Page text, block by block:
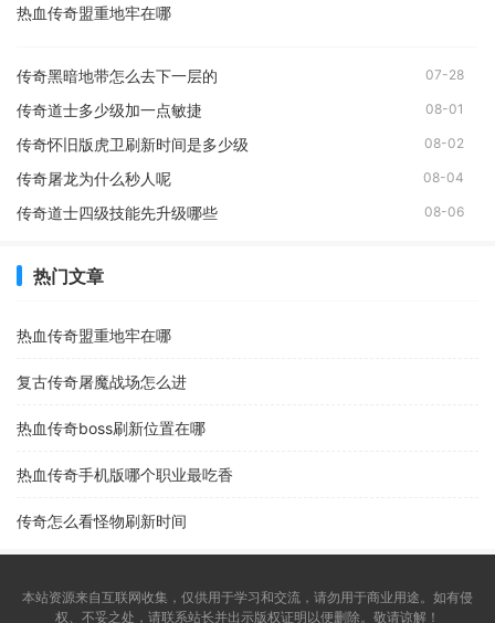
热血传奇盟重地牢在哪
传奇黑暗地带怎么去下一层的 07-28
传奇道士多少级加一点敏捷 08-01
传奇怀旧版虎卫刷新时间是多少级 08-02
传奇屠龙为什么秒人呢 08-04
传奇道士四级技能先升级哪些 08-06
热门文章
热血传奇盟重地牢在哪
复古传奇屠魔战场怎么进
热血传奇boss刷新位置在哪
热血传奇手机版哪个职业最吃香
传奇怎么看怪物刷新时间
本站资源来自互联网收集，仅供用于学习和交流，请勿用于商业用途。如有侵
权、不妥之处，请联系站长并出示版权证明以便删除。敬请谅解！